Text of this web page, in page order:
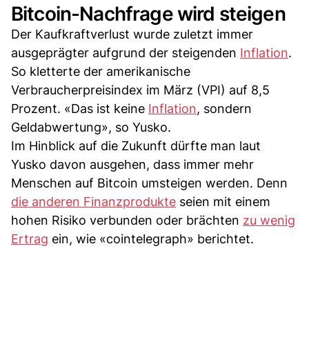
Bitcoin-Nachfrage wird steigen
Der Kaufkraftverlust wurde zuletzt immer
ausgeprägter aufgrund der steigenden Inflation.
So kletterte der amerikanische
Verbraucherpreisindex im März (VPI) auf 8,5
Prozent. «Das ist keine Inflation, sondern
Geldabwertung», so Yusko.
Im Hinblick auf die Zukunft dürfte man laut
Yusko davon ausgehen, dass immer mehr
Menschen auf Bitcoin umsteigen werden. Denn
die anderen Finanzprodukte seien mit einem
hohen Risiko verbunden oder brächten zu wenig
Ertrag ein, wie «cointelegraph» berichtet.